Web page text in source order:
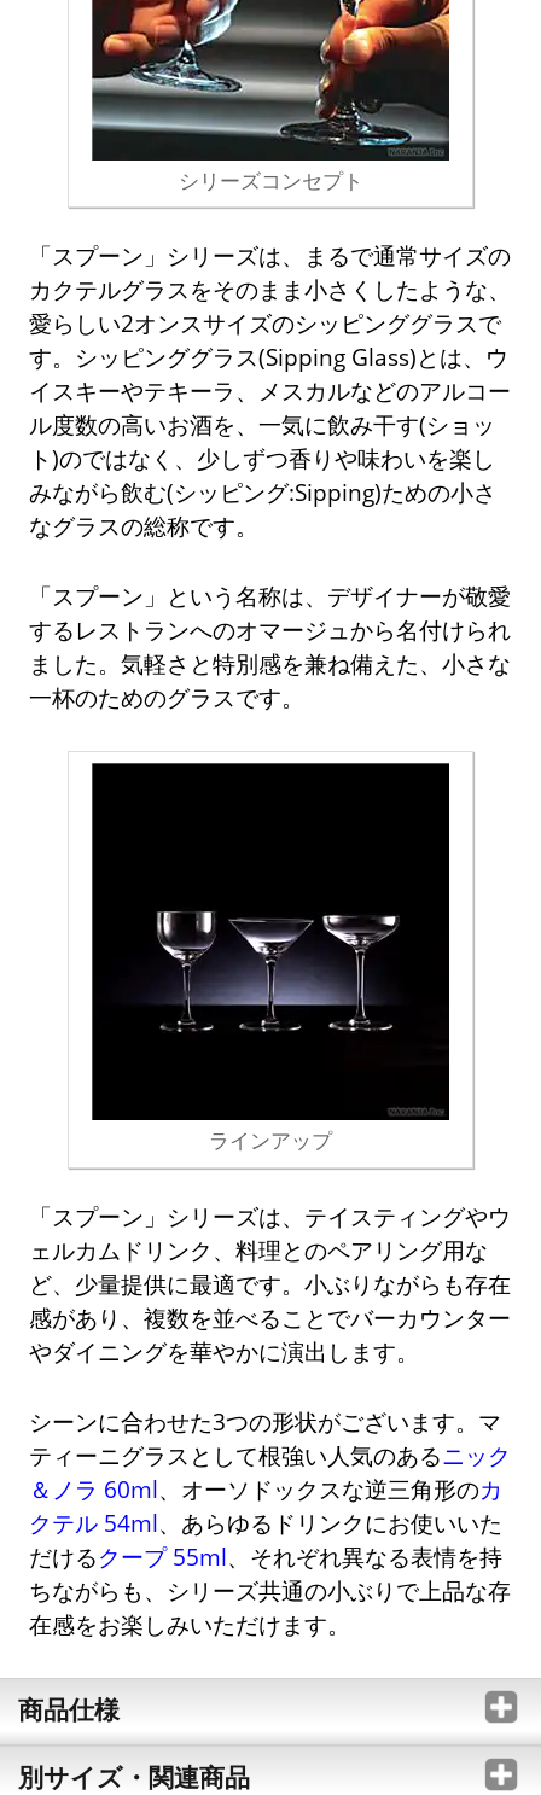
シリーズコンセプト
「スプーン」シリーズは、まるで通常サイズの
カクテルグラスをそのまま小さくしたような、
愛らしい2オンスサイズのシッピンググラスで
す。シッピンググラス(Sipping Glass)とは、ウ
イスキーやテキーラ、メスカルなどのアルコー
ル度数の高いお酒を、一気に飲み干す(ショッ
ト)のではなく、少しずつ香りや味わいを楽し
みながら飲む(シッピング:Sipping)ための小さ
なグラスの総称です。
「スプーン」という名称は、デザイナーが敬愛
するレストランへのオマージュから名付けられ
ました。気軽さと特別感を兼ね備えた、小さな
一杯のためのグラスです。
ラインアップ
「スプーン」シリーズは、テイスティングやウ
ェルカムドリンク、料理とのペアリング用な
ど、少量提供に最適です。小ぶりながらも存在
感があり、複数を並べることでバーカウンター
やダイニングを華やかに演出します。
シーンに合わせた3つの形状がございます。マ
ティーニグラスとして根強い人気のあるニック
＆ノラ 60ml、オーソドックスな逆三角形のカ
クテル 54ml、あらゆるドリンクにお使いいた
だけるクープ 55ml、それぞれ異なる表情を持
ちながらも、シリーズ共通の小ぶりで上品な存
在感をお楽しみいただけます。
商品仕様
別サイズ・関連商品